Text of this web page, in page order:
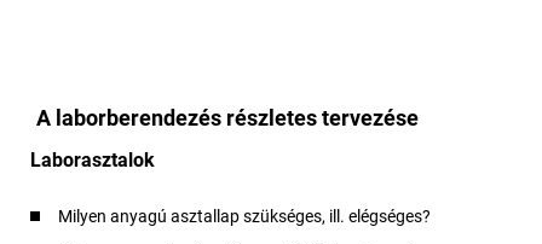
A laborberendezés részletes tervezése
Laborasztalok
Milyen anyagú asztallap szükséges, ill. elégséges?